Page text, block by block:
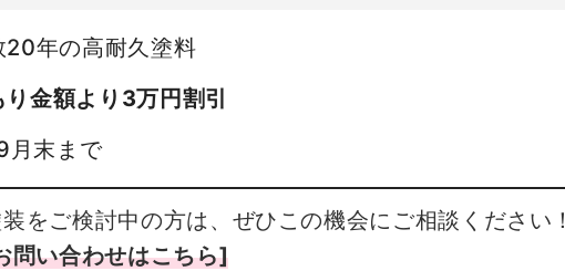
20年の高耐久塗料
金額より3万円割引
月末まで
をご検討中の方は、ぜひこの機会にご相談ください！
問い合わせはこちら]